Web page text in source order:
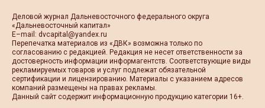
Деловой журнал Дальневосточного федерального округа
«Дальневосточный капитал»
Е–mail: dvcapital@yandex.ru
Перепечатка материалов из «ДВК» возможна только по
согласованию с редакцией. Редакция не несет ответственности за
достоверность информации информагентств. Соответствующие виды
рекламируемых товаров и услуг подлежат обязательной
сертификации и лицензированию. Материалы с указанием адресов
компаний размещены на правах рекламы.
Данный сайт содержит информационную продукцию категории 16+.